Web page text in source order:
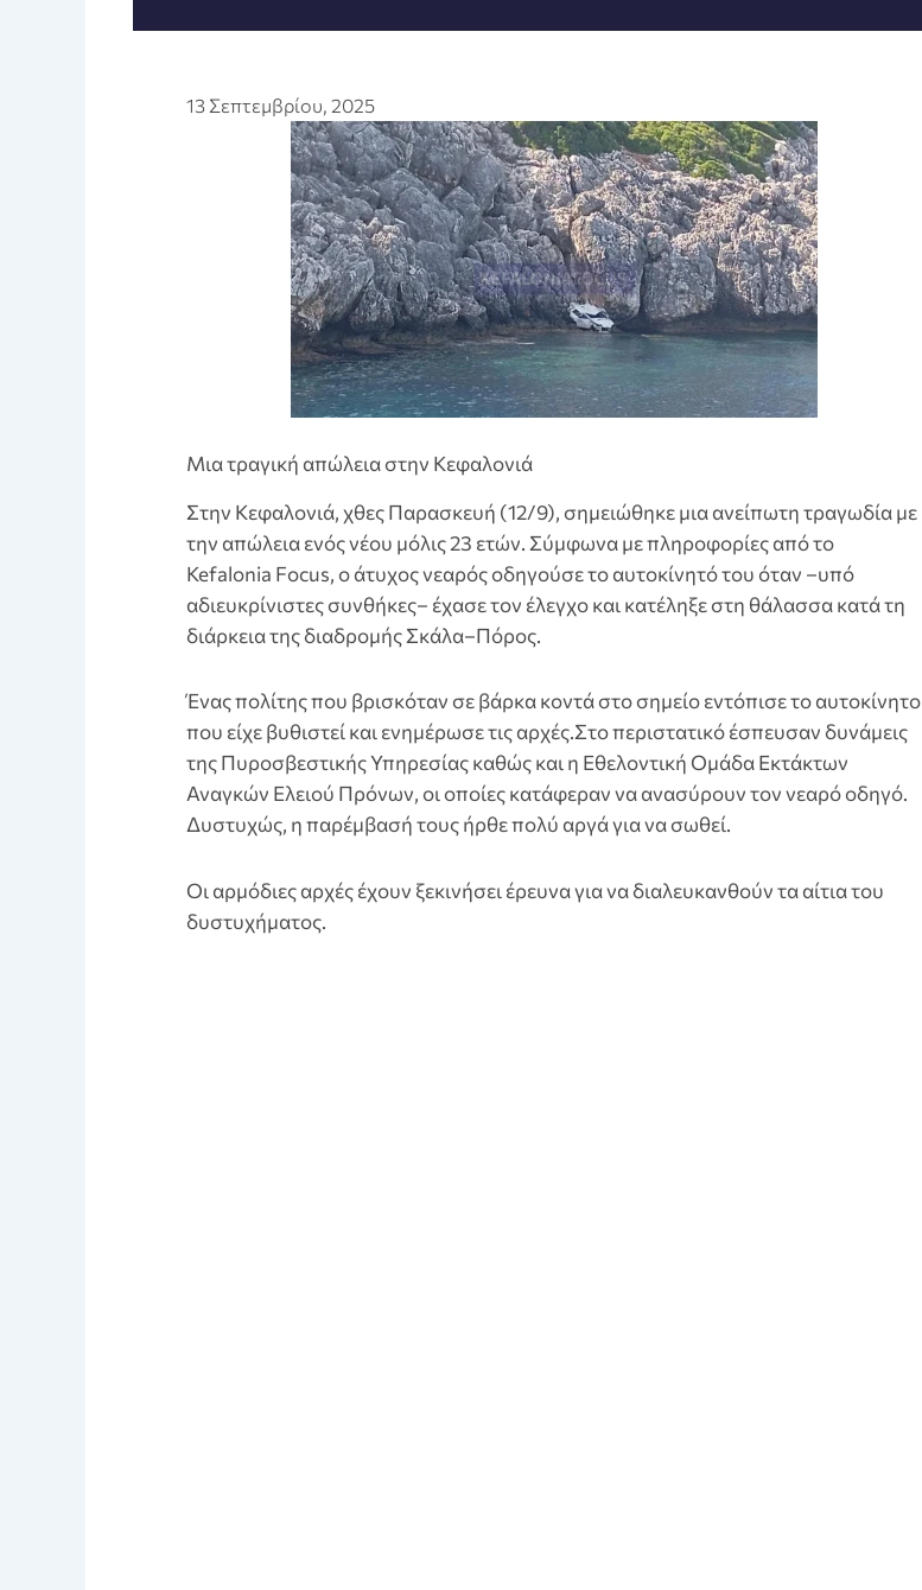
13 Σεπτεμβρίου, 2025
Μια τραγική απώλεια στην Κεφαλονιά
Στην Κεφαλονιά, χθες Παρασκευή (12/9), σημειώθηκε μια ανείπωτη τραγωδία με
την απώλεια ενός νέου μόλις 23 ετών. Σύμφωνα με πληροφορίες από το
Kefalonia Focus, ο άτυχος νεαρός οδηγούσε το αυτοκίνητό του όταν –υπό
αδιευκρίνιστες συνθήκες– έχασε τον έλεγχο και κατέληξε στη θάλασσα κατά τη
διάρκεια της διαδρομής Σκάλα–Πόρος.
Ένας πολίτης που βρισκόταν σε βάρκα κοντά στο σημείο εντόπισε το αυτοκίνητο
που είχε βυθιστεί και ενημέρωσε τις αρχές.Στο περιστατικό έσπευσαν δυνάμεις
της Πυροσβεστικής Υπηρεσίας καθώς και η Εθελοντική Ομάδα Εκτάκτων
Αναγκών Ελειού Πρόνων, οι οποίες κατάφεραν να ανασύρουν τον νεαρό οδηγό.
Δυστυχώς, η παρέμβασή τους ήρθε πολύ αργά για να σωθεί.
Οι αρμόδιες αρχές έχουν ξεκινήσει έρευνα για να διαλευκανθούν τα αίτια του
δυστυχήματος.